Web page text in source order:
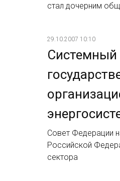
стал дочерним
29.10.2007 10:10
Системный
Совет Федерации
Российской
сектора